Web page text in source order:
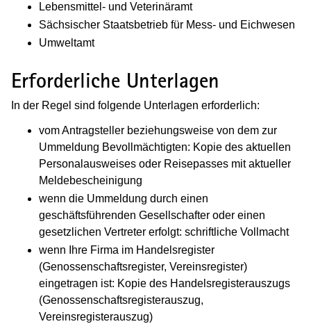
Lebensmittel- und Veterinäramt
Sächsischer Staatsbetrieb für Mess- und Eichwesen
Umweltamt
Erforderliche Unterlagen
In der Regel sind folgende Unterlagen erforderlich:
vom Antragsteller beziehungsweise von dem zur
Ummeldung Bevollmächtigten: Kopie des aktuellen
Personalausweises oder Reisepasses mit aktueller
Meldebescheinigung
wenn die Ummeldung durch einen
geschäftsführenden Gesellschafter oder einen
gesetzlichen Vertreter erfolgt: schriftliche Vollmacht
wenn Ihre Firma im Handelsregister
(Genossenschaftsregister, Vereinsregister)
eingetragen ist: Kopie des Handelsregisterauszugs
(Genossenschaftsregisterauszug,
Vereinsregisterauszug)